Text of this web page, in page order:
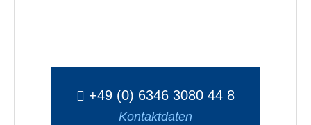
+49 (0) 6346 3080 44 8
Kontaktdaten